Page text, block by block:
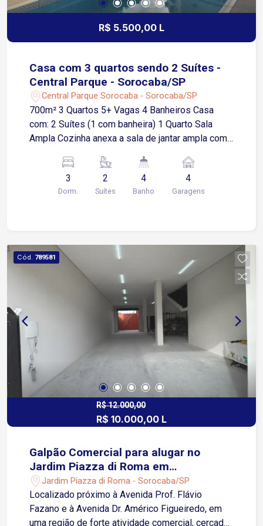
R$ 5.500,00 L
Casa com 3 quartos sendo 2 Suítes -
Central Parque - Sorocaba/SP
Central Parque Sorocaba - Sorocaba/SP
700m² 3 Quartos 5+ Vagas 4 Banheiros Casa
com: 2 Suítes (1 com banheira) 1 Quarto Sala
Ampla Cozinha anexa a sala de jantar ampla com
balcão Área de serviço Varanda ampla Garagem
coberta para 4 carros Piscina 35 mil litros
Bosque Portão elétrico Casa estilo de chácara
3
Dorm.
2
Suítes
4
Banho
4
Garagens
Cód. 789581
R$ 12.000,00
R$ 10.000,00 L
Galpão Comercial para alugar no
Jardim Piazza di Roma em
Sorocaba/SP
Jardim Piazza di Roma - Sorocaba/SP
Localizado próximo à Avenida Prof. Flávio
Fazano e à Avenida Dr. Américo Figueiredo, em
uma região de forte atividade comercial, cercada